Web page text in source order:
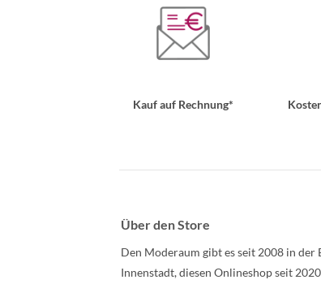
Kauf auf Rechnung*
Über den Store
Den Moderaum gibt es seit 2008 in der
Innenstadt, diesen Onlineshop seit